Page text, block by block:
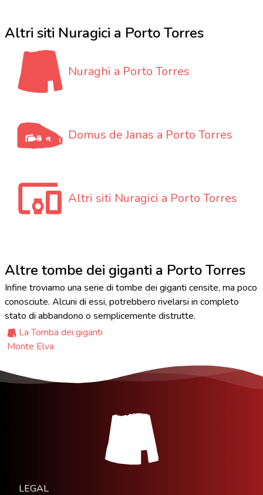
Altri siti Nuragici a Porto Torres
Nuraghi a Porto Torres
Domus de Janas a Porto Torres
Altri siti Nuragici a Porto Torres
Altre tombe dei giganti a Porto Torres
Infine troviamo una serie di tombe dei giganti censite, ma poco
conosciute. Alcuni di essi, potrebbero rivelarsi in completo
stato di abbandono o semplicemente distrutte.
La Tomba dei giganti
Monte Elva
LEGAL